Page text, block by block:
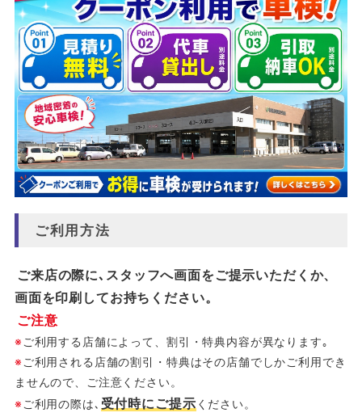
ご利用方法
ご来店の際に､スタッフへ画面をご提示いただくか、
画面を印刷してお持ちください。
ご注意
※ご利用する店舗によって、割引・特典内容が異なります｡
※ご利用される店舗の割引・特典はその店舗でしかご利用でき
ませんので、ご注意ください。
※ご利用の際は､ 受付時にご提示 ください。